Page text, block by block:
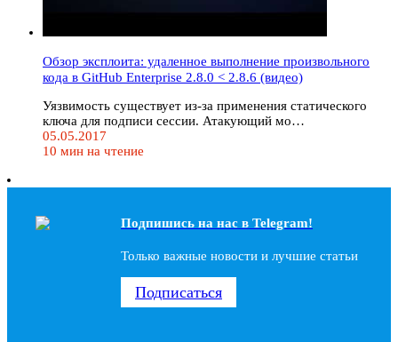
Обзор эксплоита: удаленное выполнение произвольного
кода в GitHub Enterprise 2.8.0 < 2.8.6 (видео)
Уязвимость существует из-за применения статического
ключа для подписи сессии. Атакующий мо…
05.05.2017
10 мин на чтение
Подпишись на наc в Telegram!
Только важные новости и лучшие статьи
Подписаться